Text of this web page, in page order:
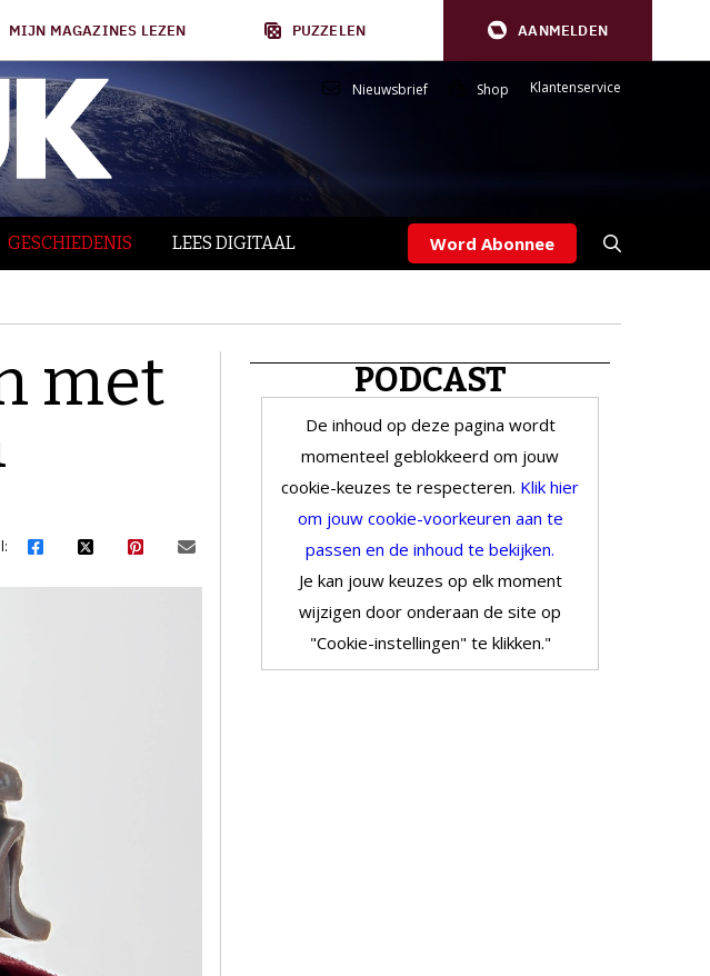
MIJN MAGAZINES LEZEN PUZZELEN AANMELDEN
Nieuwsbrief Shop Klantenservice
GESCHIEDENIS LEES DIGITAAL Word Abonnee
met PODCAST
De inhoud op deze pagina wordt
momenteel geblokkeerd om jouw
cookie-keuzes te respecteren. Klik hier
om jouw cookie-voorkeuren aan te
passen en de inhoud te bekijken.
Je kan jouw keuzes op elk moment
wijzigen door onderaan de site op
"Cookie-instellingen" te klikken."